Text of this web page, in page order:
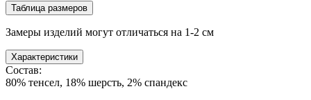
Таблица размеров
Замеры изделий могут отличаться на 1-2 см
Характеристики
Состав:
80% тенсел, 18% шерсть, 2% спандекс